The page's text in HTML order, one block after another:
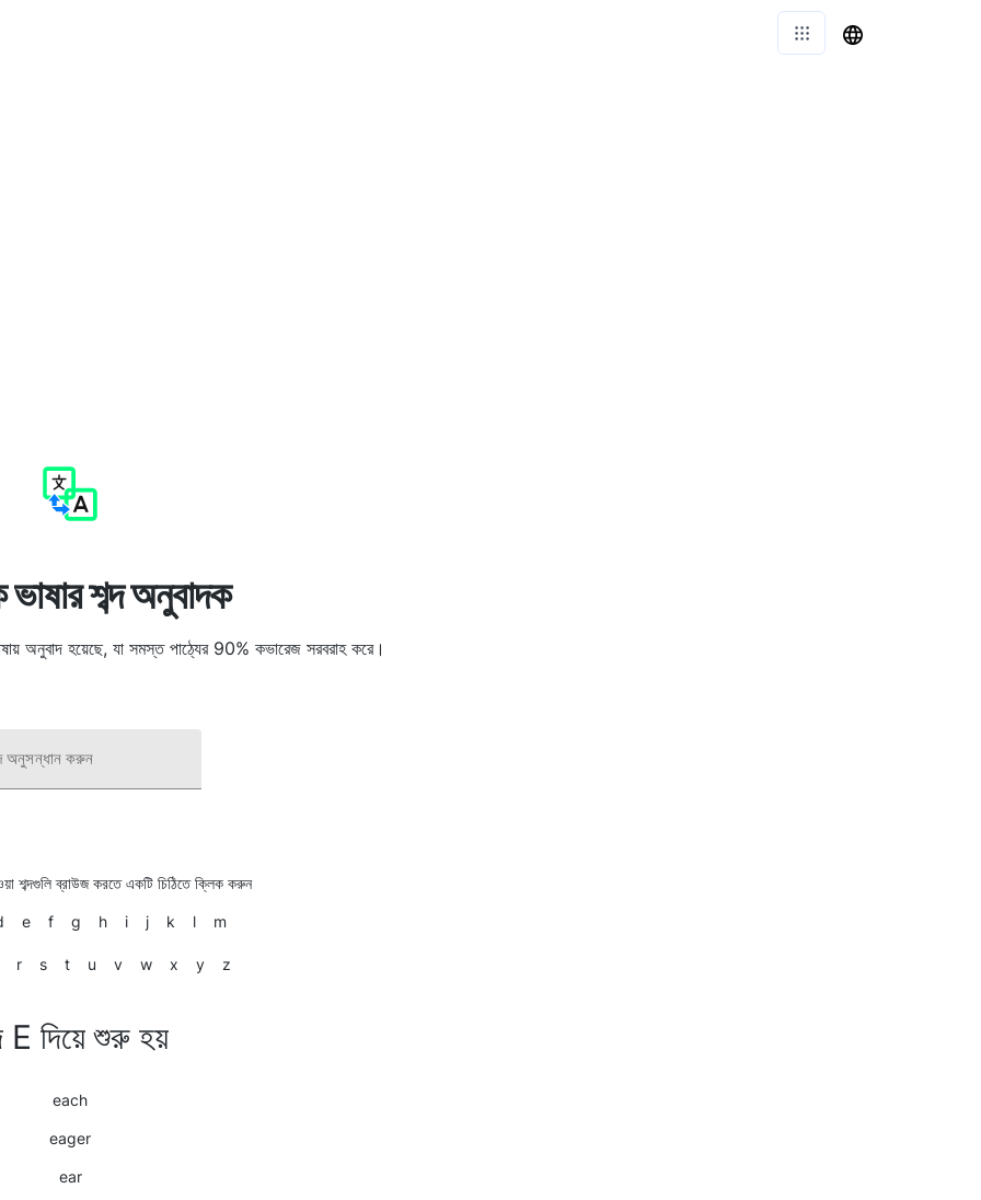
শব্দ অনুবাদক
অনুবাদ হয়েছে, যা সমস্ত পাঠ্যের 90% কভারেজ সরবরাহ করে।
অনুসন্ধান করুন
শব্দগুলি ব্রাউজ করতে একটি চিঠিতে ক্লিক করুন
e f g h i j k l m
r s t u v w x y z
E দিয়ে শুরু হয়
each
eager
ear